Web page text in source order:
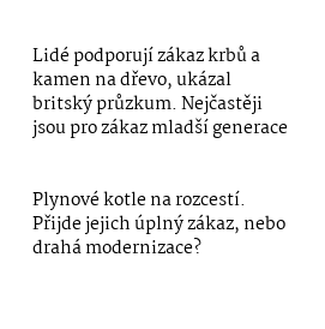
Lidé podporují zákaz krbů a
kamen na dřevo, ukázal
britský průzkum. Nejčastěji
jsou pro zákaz mladší generace
Plynové kotle na rozcestí.
Přijde jejich úplný zákaz, nebo
drahá modernizace?